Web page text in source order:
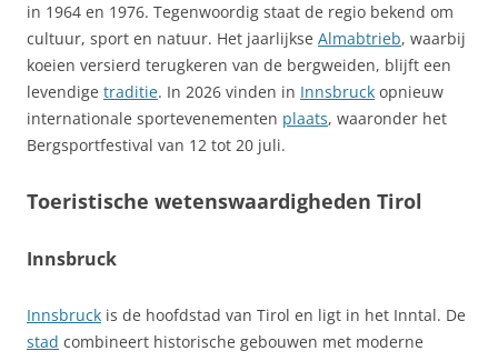
in 1964 en 1976. Tegenwoordig staat de regio bekend om
cultuur, sport en natuur. Het jaarlijkse Almabtrieb, waarbij
koeien versierd terugkeren van de bergweiden, blijft een
levendige traditie. In 2026 vinden in Innsbruck opnieuw
internationale sportevenementen plaats, waaronder het
Bergsportfestival van 12 tot 20 juli.
Toeristische wetenswaardigheden Tirol
Innsbruck
Innsbruck is de hoofdstad van Tirol en ligt in het Inntal. De
stad combineert historische gebouwen met moderne